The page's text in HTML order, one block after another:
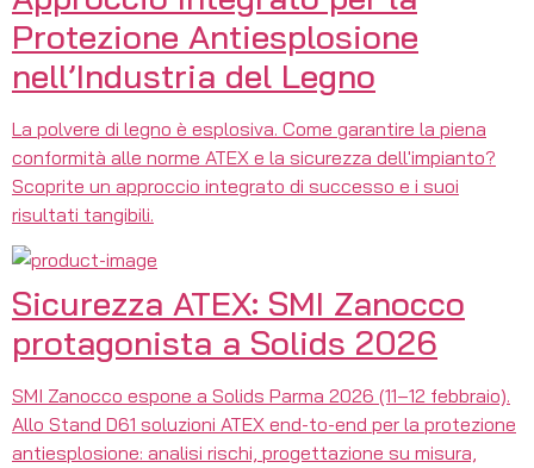
Protezione Antiesplosione
nell’Industria del Legno
La polvere di legno è esplosiva. Come garantire la piena
conformità alle norme ATEX e la sicurezza dell'impianto?
Scoprite un approccio integrato di successo e i suoi
risultati tangibili.
Sicurezza ATEX: SMI Zanocco
protagonista a Solids 2026
SMI Zanocco espone a Solids Parma 2026 (11–12 febbraio).
Allo Stand D61 soluzioni ATEX end-to-end per la protezione
antiesplosione: analisi rischi, progettazione su misura,